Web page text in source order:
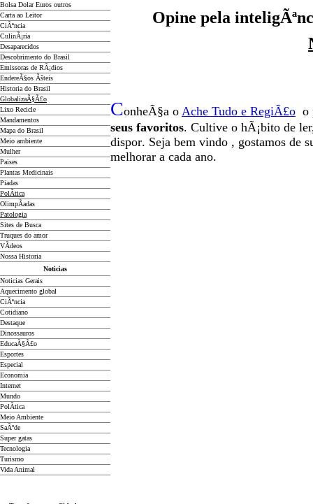
Bolsa Dolar Euros outros
Carta ao Leitor
CiÃªncia
CulinÃ¡ria
Desaparecidos
Descobrimento do Brasil
Emissoras de RÃ¡dios
EndereÃ§os Ãšteis
Historia do Brasil
GlobalizaÃ§Ã£o
Lixo Recicle
Mandamentos
Mapa do Brasil
Meio ambiente
Mulher
Paises
Plantas Medicinais
Piadas
PolÃ­tica
OlimpÃ­adas
Patologia
Sites de Busca
Truques do amor
VÃ­deos
Nossa Historia
Noticias
Noticias Gerais
Aquecimento global
CiÃªncia
Cotidiano
Destaque
Dinossauros
EducaÃ§Ã£o
Esportes
Especial
Economia
Internet
Mundo
PolÃ­tica
Meio Ambiente
SaÃºde
Super gatas
Tecnologia
Turismo
Vida Animal
Opine pela
ConheÃ§a o Ache Tudo e RegiÃ£o o
seus favoritos. Cultive o hÃ¡bito de
dispor. Seja bem vindo , gostamos de
melhorar a cada ano.